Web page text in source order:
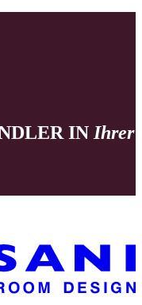
IN Ihrer